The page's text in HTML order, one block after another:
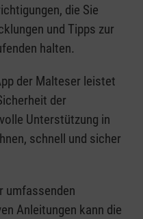
die Sie
und Tipps zur
halten.
der Malteser leistet
der
Unterstützung in
schnell und sicher
umfassenden
Anleitungen kann die